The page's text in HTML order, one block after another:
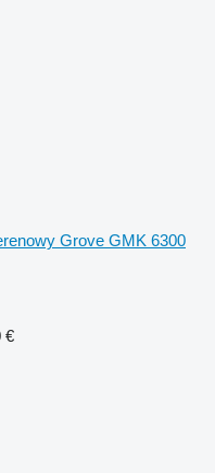
Grove GMK 6300
€